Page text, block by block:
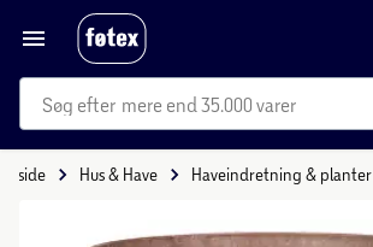
mere end 35.000 varer
Hus & Have Haveindretning & planter